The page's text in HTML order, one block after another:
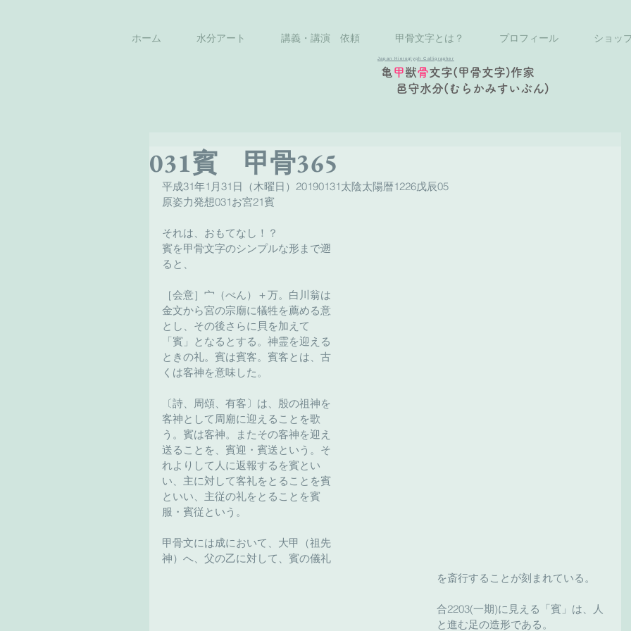
ホーム 水分アート 講義・講演 依頼 甲骨文字とは？ プロフィール ショッ
Japan Hieroglyph Calligrapher
亀 甲獣骨文字(甲骨文字)作家
邑守水分(むらかみすいぶん)
031賓 甲骨365
平成31年1月31日（木曜日）20190131太陰太陽暦1226戊辰05
原姿力発想031お宮21賓
それは、おもてなし！？
賓を甲骨文字のシンプルな形まで遡
ると、
［会意］宀（べん）＋万。白川翁は
金文から宮の宗廟に犠牲を薦める意
とし、その後さらに貝を加えて
「賓」となるとする。神霊を迎える
ときの礼。賓は賓客。賓客とは、古
くは客神を意味した。
〔詩、周頌、有客〕は、殷の祖神を
客神として周廟に迎えることを歌
う。賓は客神。またその客神を迎え
送ることを、賓迎・賓送という。そ
れよりして人に返報するを賓とい
い、主に対して客礼をとることを賓
といい、主従の礼をとることを賓
服・賓従という。
甲骨文には成において、大甲（祖先
神）へ、父の乙に対して、賓の儀礼
を斎行することが刻まれている。
合2203(一期)に見える「賓」は、人
と進む足の造形である。